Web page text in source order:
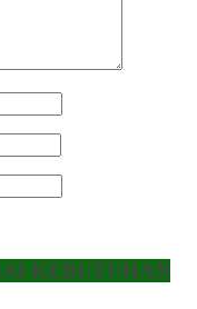
KEBUTUHAN